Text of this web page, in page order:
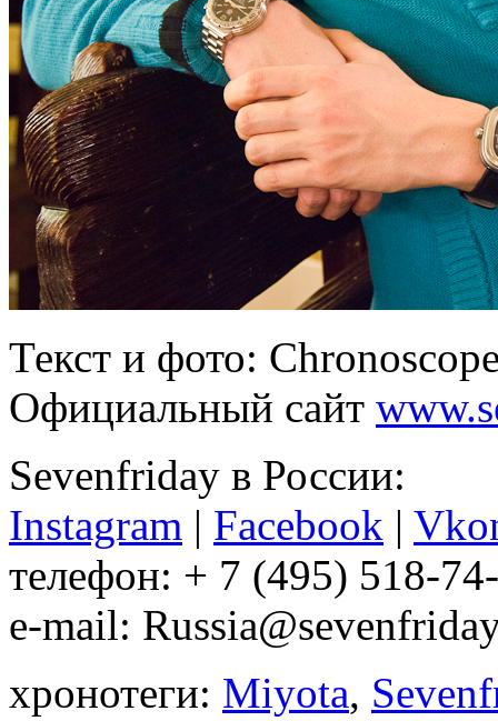
Текст и фото:
Официальный сайт
Sevenfriday в России:
Instagram | Facebook |
телефон: + 7 (495) 518-
e-mail:
хронотеги: Miyota,